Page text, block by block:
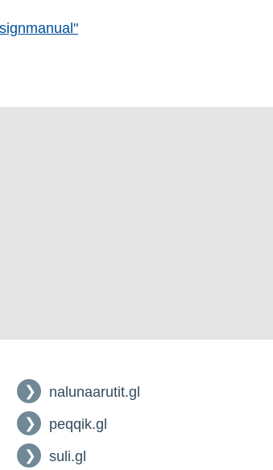
nalunaarutit.gl
peqqik.gl
suli.gl